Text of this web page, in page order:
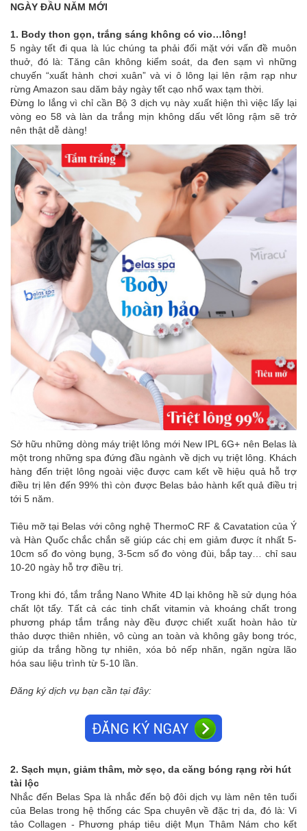
NGÀY ĐẦU NĂM MỚI
1. Body thon gọn, trắng sáng không có vio…lông!
5 ngày tết đi qua là lúc chúng ta phải đối mặt với vấn đề muôn
thuở, đó là: Tăng cân không kiểm soát, da đen sạm vì những
chuyến “xuất hành chơi xuân” và vi ô lông lại lên rậm rạp như
rừng Amazon sau dăm bảy ngày tết cạo nhổ wax tạm thời.
Đừng lo lắng vì chỉ cần Bộ 3 dịch vụ này xuất hiện thì việc lấy lại
vòng eo 58 và làn da trắng mịn không dấu vết lông rậm sẽ trở
nên thật dễ dàng!
Sở hữu những dòng máy triệt lông mới New IPL 6G+ nên Belas là
một trong những spa đứng đầu ngành về dịch vụ triệt lông. Khách
hàng đến triệt lông ngoài việc được cam kết về hiệu quả hỗ trợ
điều trị lên đến 99% thì còn được Belas bảo hành kết quả điều trị
tới 5 năm.
Tiêu mỡ tại Belas với công nghệ ThermoC RF & Cavatation của Ý
và Hàn Quốc chắc chắn sẽ giúp các chị em giảm được ít nhất 5-
10cm số đo vòng bụng, 3-5cm số đo vòng đùi, bắp tay… chỉ sau
10-20 ngày hỗ trợ điều trị.
Trong khi đó, tắm trắng Nano White 4D lại không hề sử dụng hóa
chất lột tẩy. Tất cả các tinh chất vitamin và khoáng chất trong
phương pháp tắm trắng này đều được chiết xuất hoàn hảo từ
thảo dược thiên nhiên, vô cùng an toàn và không gây bong tróc,
giúp da trắng hồng tự nhiên, xóa bỏ nếp nhăn, ngăn ngừa lão
hóa sau liệu trình từ 5-10 lần.
Đăng ký dịch vụ bạn cần tại đây:
2. Sạch mụn, giảm thâm, mờ sẹo, da căng bóng rạng rời hút
tài lộc
Nhắc đến Belas Spa là nhắc đến bộ đôi dịch vụ làm nên tên tuổi
của Belas trong hệ thống các Spa chuyên về đặc trị da, đó là: Vi
tảo Collagen - Phương pháp tiêu diệt Mụn Thâm Nám cho kết